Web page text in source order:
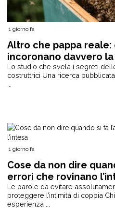
1 giorno fa
Altro che pappa
incoronano davvero
Lo studio che svela i segreti
costruttrici Una ricerca
...
1 giorno fa
Cose da non dire
errori che rovinano
Le parole da evitare
proteggere l’intimità di coppia
esperienza ...